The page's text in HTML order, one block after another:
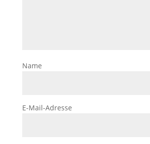
Name
E-Mail-Adresse